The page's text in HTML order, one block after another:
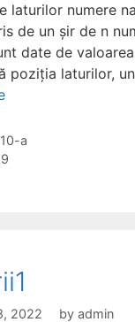
laturilor numere
de un șir de n
date de
poziția laturilor,
a
2022 by admin